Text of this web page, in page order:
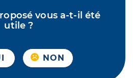
vous a-t-il été
utile ?
NON